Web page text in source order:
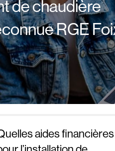
de chaudière
RGE
aides financières